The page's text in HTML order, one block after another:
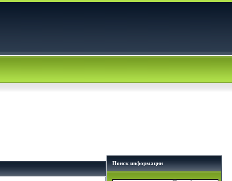
Поиск информации